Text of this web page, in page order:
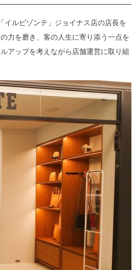
ルビゾンテ」ジョイナス店の店長を
力を磨き、客の人生に寄り添う一点を
アップを考えながら店舗運営に取り組